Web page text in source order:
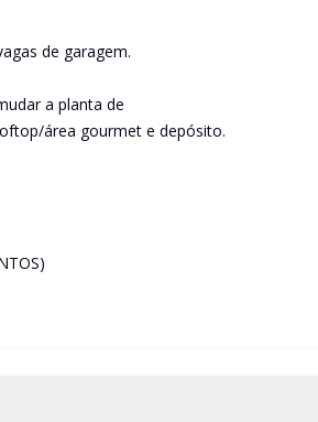
de garagem.
a planta de
área gourmet e depósito.